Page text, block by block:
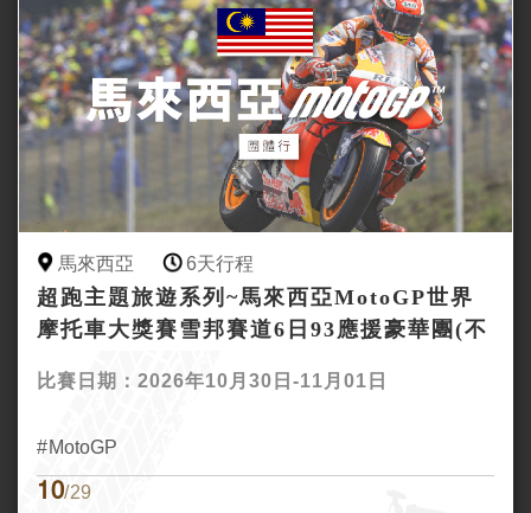
馬來西亞 6天行程
超跑主題旅遊系列~馬來西亞MotoGP世界
摩托車大獎賽雪邦賽道6日93應援豪華團(不
比賽日期：2026年10月30日-11月01日
MotoGP
10/29